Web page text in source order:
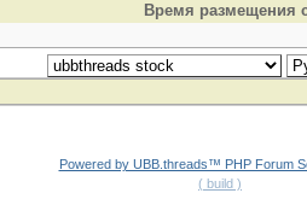
Время размещения
Powered by UBB.threads™ PHP Forum
( build )